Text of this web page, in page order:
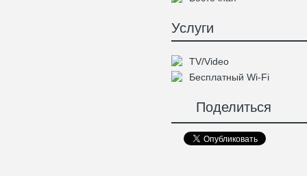
Услуги
TV/Video
Бесплатный Wi-Fi
Поделиться